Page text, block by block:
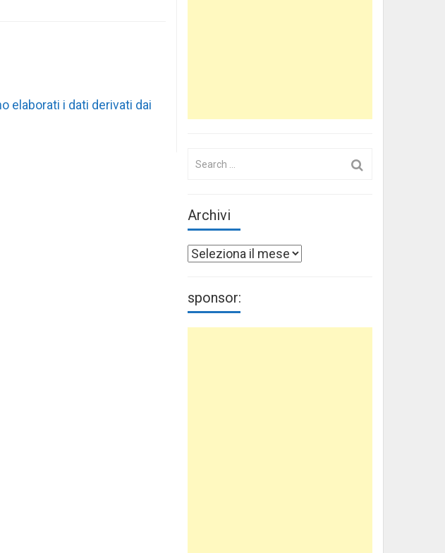
elaborati i dati derivati dai
Search
Archivi
Archivi
sponsor: